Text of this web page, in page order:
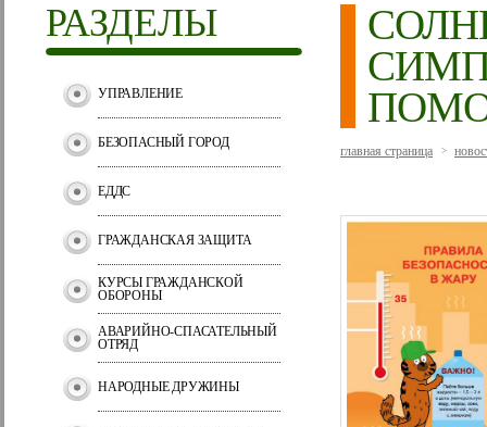
РАЗДЕЛЫ
УПРАВЛЕНИЕ
БЕЗОПАСНЫЙ ГОРОД
ЕДДС
ГРАЖДАНСКАЯ ЗАЩИТА
КУРСЫ ГРАЖДАНСКОЙ
ОБОРОНЫ
АВАРИЙНО-СПАСАТЕЛЬНЫЙ
ОТРЯД
НАРОДНЫЕ ДРУЖИНЫ
главная страница >